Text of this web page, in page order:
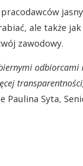
ale także
zawodowy.
Paulina Syta,